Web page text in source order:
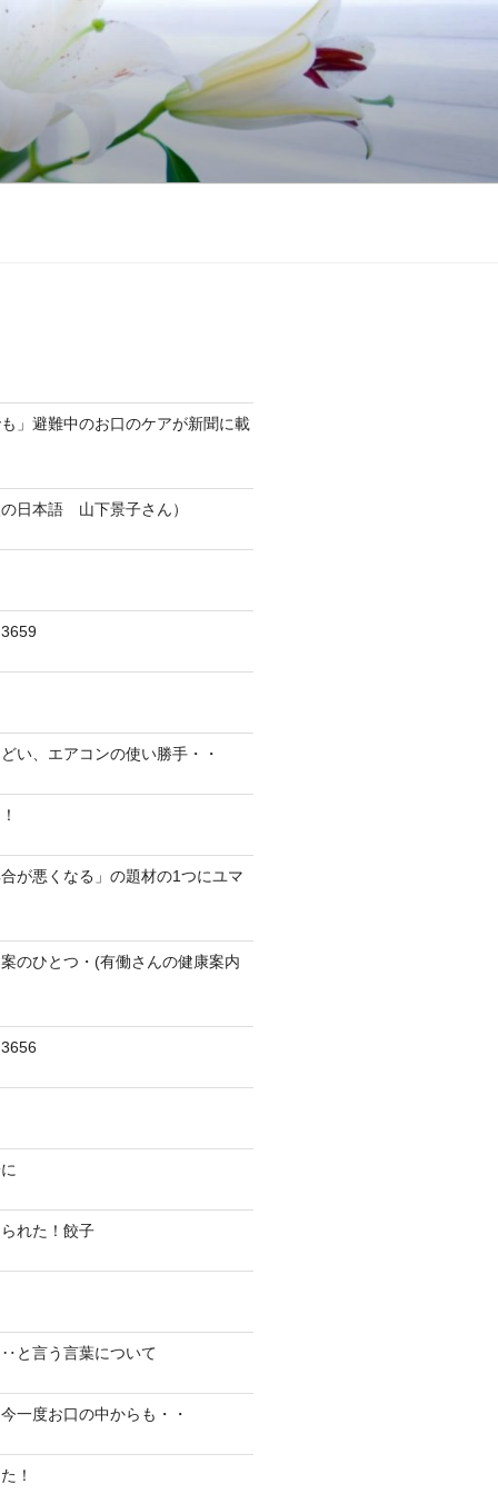
も」避難中のお口のケアが新聞に載
日本語 山下景子さん）
い、エアコンの使い勝手・・
が悪くなる」の題材の1つにユマ
のひとつ・(有働さんの健康案内
られた！餃子
と言う言葉について
一度お口の中からも・・
！